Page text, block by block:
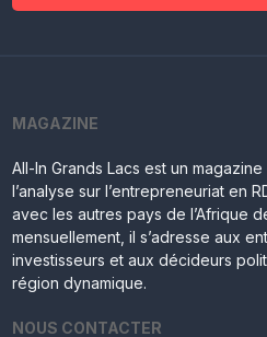
MAGAZINE
All-In Grands Lacs est un
l’analyse sur l’entrepreneuriat en
avec les autres pays de l’Afrique
mensuellement, il s’adresse aux
investisseurs et aux décideurs
région dynamique.
NOUS CONTACTER